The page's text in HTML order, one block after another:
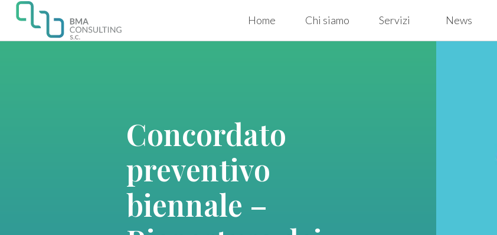
Home Chi siamo Servizi News
Concordato
preventivo
biennale –